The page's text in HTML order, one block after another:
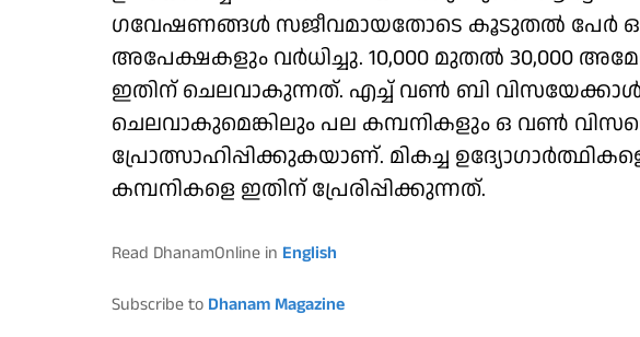
ഗവേഷണങ്ങള്‍ സജീവമായതോടെ കൂടുതല്‍ പേര്‍
അപേക്ഷകളും വര്‍ധിച്ചു. 10,000 മുതല്‍ 30,000
ഇതിന് ചെലവാകുന്നത്. എച്ച് വണ്‍ ബി വിസയേക്കാള്‍
ചെലവാകുമെങ്കിലും പല കമ്പനികളും ഒ വണ്‍
പ്രോത്സാഹിപ്പിക്കുകയാണ്. മികച്ച
കമ്പനികളെ ഇതിന് പ്രേരിപ്പിക്കുന്നത്.
Read DhanamOnline in English
Subscribe to Dhanam Magazine